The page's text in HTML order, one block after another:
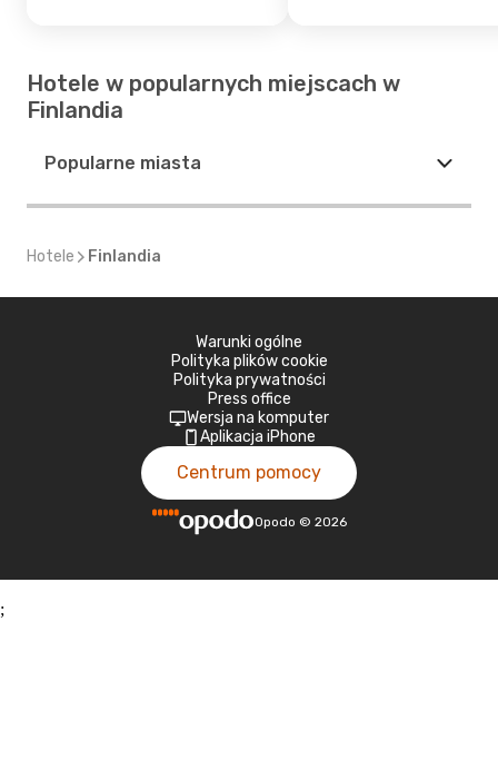
Hotele w popularnych miejscach w
Finlandia
Popularne miasta
Hotele Finlandia
Warunki ogólne
Polityka plików cookie
Polityka prywatności
Press office
Wersja na komputer
Aplikacja iPhone
Centrum pomocy
Opodo © 2026
;